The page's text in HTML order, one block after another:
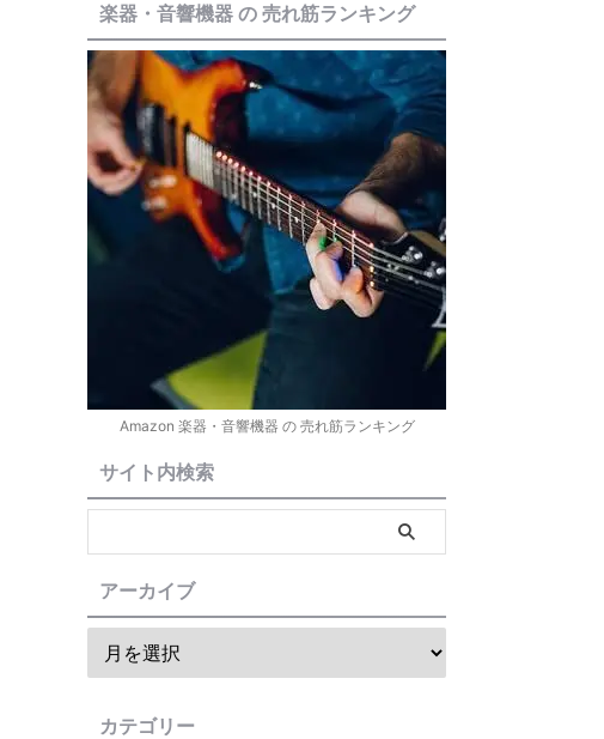
楽器・音響機器 の 売れ筋ランキング
Amazon 楽器・音響機器 の 売れ筋ランキング
サイト内検索
アーカイブ
カテゴリー